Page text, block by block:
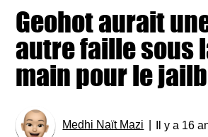
Geohot aurait
autre faille sous
main pour le
Medhi Naït Mazi Il y a 16